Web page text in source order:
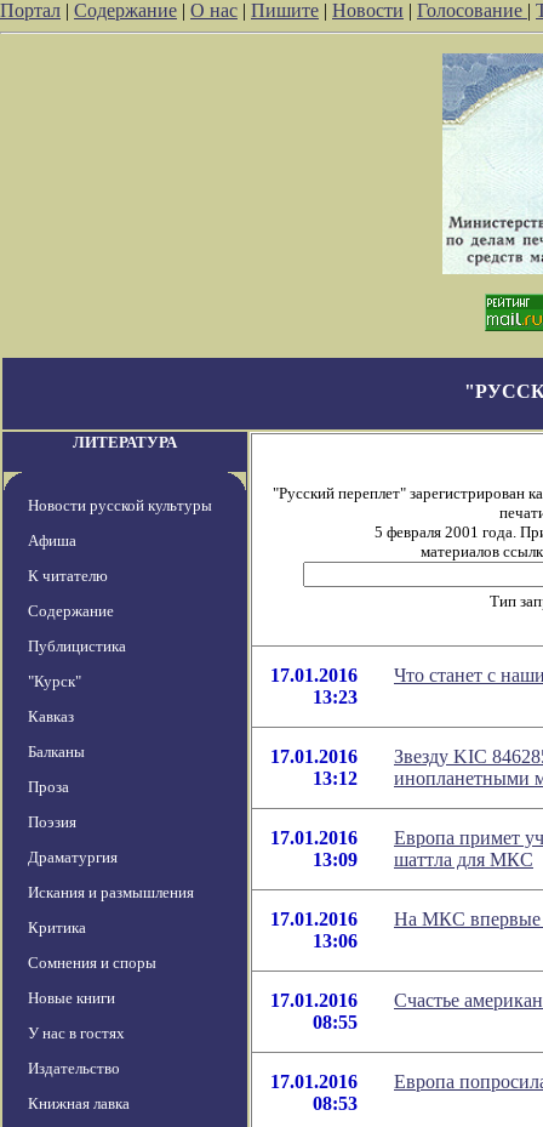
Портал | Содержание | О нас | Пишите | Новости | Голосование |
ЛИТЕРАТУРА
Новости русской культуры
Афиша
К читателю
Содержание
Публицистика
"Курск"
Кавказ
Балканы
Проза
Поэзия
Драматургия
Искания и размышления
Критика
Сомнения и споры
Новые книги
У нас в гостях
Издательство
Книжная лавка
"Русский переплет" зарегистрирован
5 февраля 2001 года.
материалов
Тип
17.01.2016
13:23
Что станет с
17.01.2016
13:12
Звезду KIC
инопланетными
17.01.2016
13:09
Европа примет
шаттла для МКС
17.01.2016
13:06
На МКС впервые
17.01.2016
08:55
Счастье
17.01.2016
08:53
Европа